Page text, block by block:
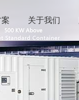
关于我们